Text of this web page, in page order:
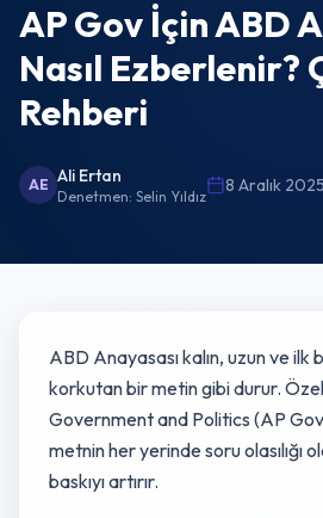
AP Gov İçin ABD
Nasıl Ezberlenir?
Rehberi
AE Ali Ertan
Denetmen: Selin Yıldız
8 Aralık 2025
ABD Anayasası kalın, uzun ve ilk
korkutan bir metin gibi durur.
Government and Politics (AP
metnin her yerinde soru olasılığı
baskıyı artırır.